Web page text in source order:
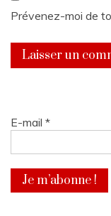
Prévenez-moi de
E-mail *